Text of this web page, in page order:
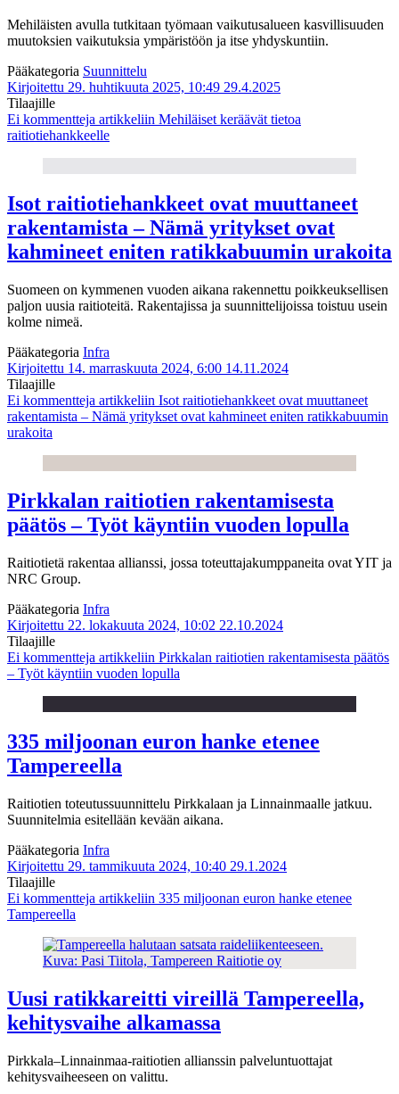
Mehiläisten avulla tutkitaan työmaan vaikutusalueen kasvillisuuden
muutoksien vaikutuksia ympäristöön ja itse yhdyskuntiin.
Pääkategoria Suunnittelu
Kirjoitettu 29. huhtikuuta 2025, 10:49 29.4.2025
Tilaajille
Ei kommentteja artikkeliin Mehiläiset keräävät tietoa
raitiotiehankkeelle
Isot raitiotiehankkeet ovat muuttaneet
rakentamista – Nämä yritykset ovat
kahmineet eniten ratikkabuumin urakoita
Suomeen on kymmenen vuoden aikana rakennettu poikkeuksellisen
paljon uusia raitioteitä. Rakentajissa ja suunnittelijoissa toistuu usein
kolme nimeä.
Pääkategoria Infra
Kirjoitettu 14. marraskuuta 2024, 6:00 14.11.2024
Tilaajille
Ei kommentteja artikkeliin Isot raitiotiehankkeet ovat muuttaneet
rakentamista – Nämä yritykset ovat kahmineet eniten ratikkabuumin
urakoita
Pirkkalan raitiotien rakentamisesta
päätös – Työt käyntiin vuoden lopulla
Raitiotietä rakentaa allianssi, jossa toteuttajakumppaneita ovat YIT ja
NRC Group.
Pääkategoria Infra
Kirjoitettu 22. lokakuuta 2024, 10:02 22.10.2024
Tilaajille
Ei kommentteja artikkeliin Pirkkalan raitiotien rakentamisesta päätös
– Työt käyntiin vuoden lopulla
335 miljoonan euron hanke etenee
Tampereella
Raitiotien toteutussuunnittelu Pirkkalaan ja Linnainmaalle jatkuu.
Suunnitelmia esitellään kevään aikana.
Pääkategoria Infra
Kirjoitettu 29. tammikuuta 2024, 10:40 29.1.2024
Tilaajille
Ei kommentteja artikkeliin 335 miljoonan euron hanke etenee
Tampereella
Uusi ratikkareitti vireillä Tampereella,
kehitysvaihe alkamassa
Pirkkala–Linnainmaa-raitiotien allianssin palveluntuottajat
kehitysvaiheeseen on valittu.